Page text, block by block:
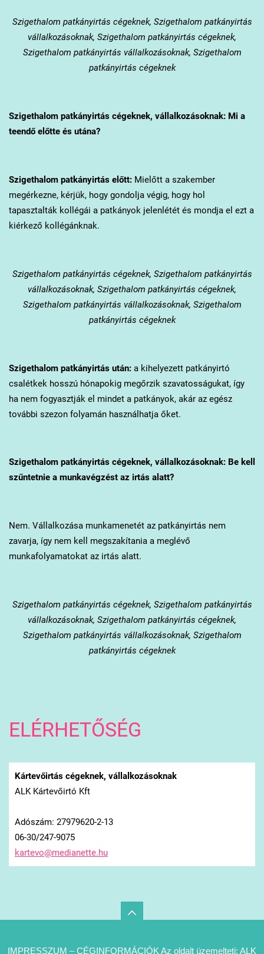
Szigethalom patkányirtás cégeknek, Szigethalom patkányirtás
vállalkozásoknak, Szigethalom patkányirtás cégeknek,
Szigethalom patkányirtás vállalkozásoknak, Szigethalom
patkányirtás cégeknek
Szigethalompatkányirtás cégeknek, vállalkozásoknak: Mi a
teendő előtte és utána?
Szigethalompatkányirtás előtt:Mielőtt a szakember
megérkezne, kérjük, hogy gondolja végig, hogy hol
tapasztalták kollégái a patkányok jelenlétét és mondja el ezt a
kiérkező kollégánknak.
Szigethalom patkányirtás cégeknek, Szigethalom patkányirtás
vállalkozásoknak, Szigethalom patkányirtás cégeknek,
Szigethalom patkányirtás vállalkozásoknak, Szigethalom
patkányirtás cégeknek
Szigethalompatkányirtás után:a kihelyezett patkányirtó
csalétkek hosszú hónapokig megőrzik szavatosságukat, így
ha nem fogyasztják el mindet a patkányok, akár az egész
további szezon folyamán használhatja őket.
Szigethalompatkányirtás cégeknek, vállalkozásoknak: Be kell
szűntetnie a munkavégzést az irtás alatt?
Nem. Vállalkozása munkamenetét az patkányirtás nem
zavarja, így nem kell megszakítania a meglévő
munkafolyamatokat az irtás alatt.
Szigethalom patkányirtás cégeknek, Szigethalom patkányirtás
vállalkozásoknak, Szigethalom patkányirtás cégeknek,
Szigethalom patkányirtás vállalkozásoknak, Szigethalom
patkányirtás cégeknek
ELÉRHETŐSÉG
Kártevőirtás cégeknek, vállalkozásoknak
ALK Kártevőirtó Kft
Adószám: 27979620-2-13
06-30/247-9075
kartevo@medianette.hu
IMPRESSZUM – CÉGINFORMÁCIÓK Az oldalt üzemelteti: ALK